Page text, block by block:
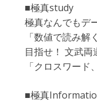
■極真study
極真なんでもデ
「数値で読み解
目指せ！ 文武両
「クロスワード
■極真